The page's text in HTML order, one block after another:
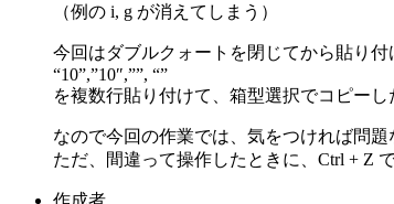
（例の i, g が消えてしまう）
今回はダブルクォートを閉じてから貼り付
“10”,”10″,””, “”
を複数行貼り付けて、箱型選択でコピー
なので今回の作業では、気をつければ問題
ただ、間違って操作したときに、Ctrl + Z